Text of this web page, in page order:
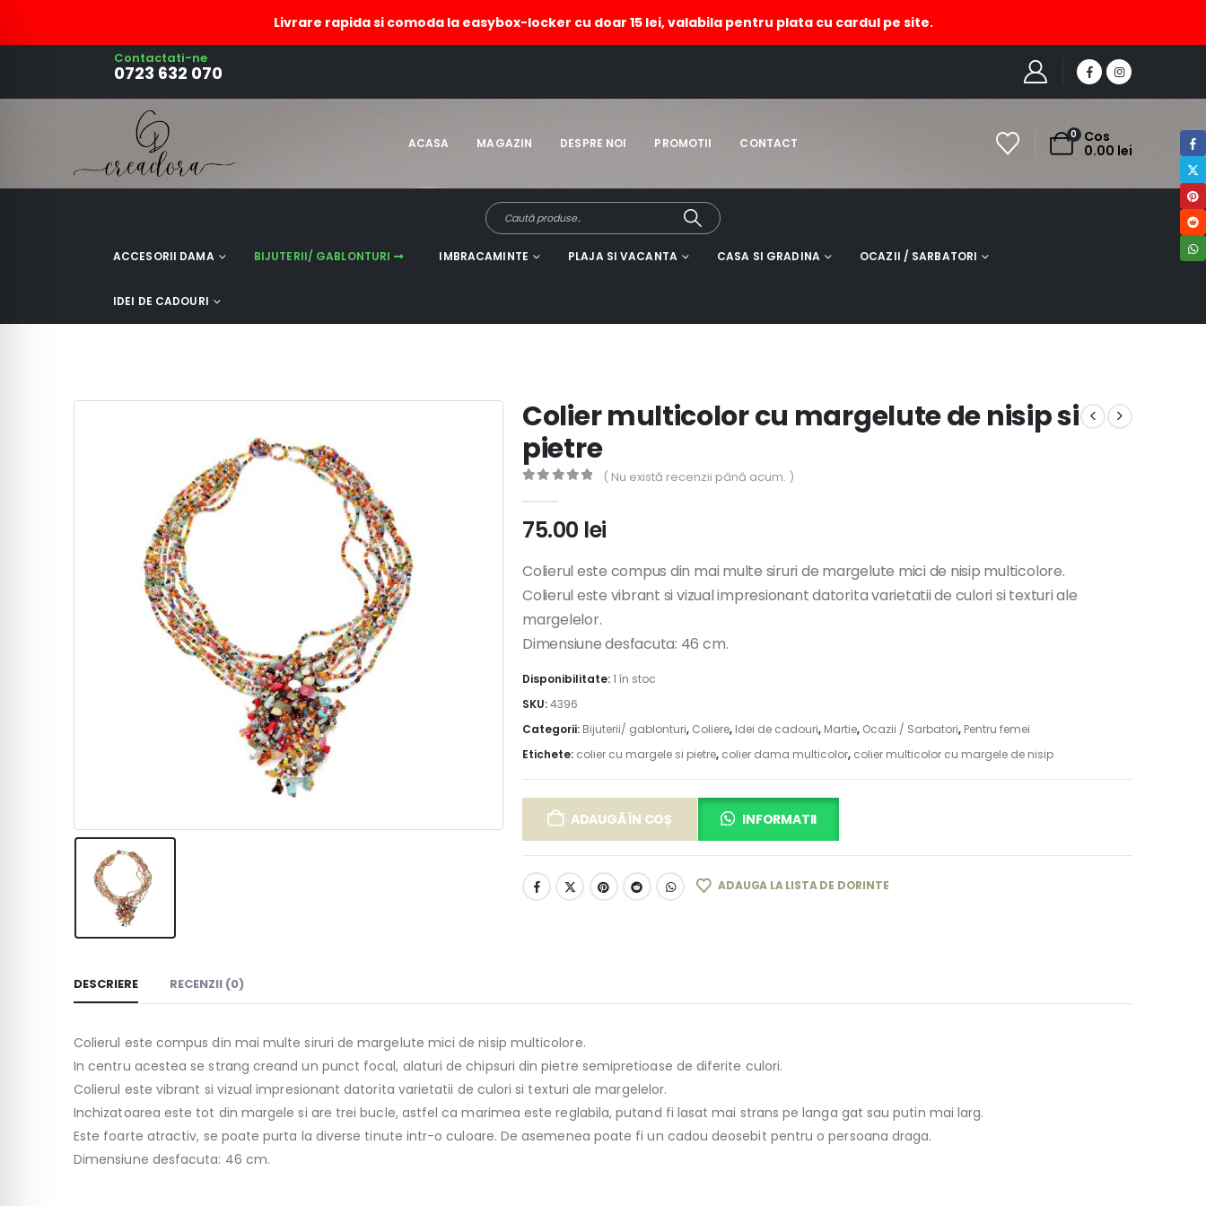
Livrare rapida si comoda la easybox-locker cu doar 15 lei, valabila pentru plata cu cardul pe site.
Contactati-ne
0723 632 070
ACASA MAGAZIN DESPRE NOI PROMOTII CONTACT
0
Cos
0.00 lei
ACCESORII DAMA BIJUTERII/ GABLONTURI IMBRACAMINTE PLAJA SI VACANTA CASA SI GRADINA OCAZII / SARBATORI
IDEI DE CADOURI
Colier multicolor cu margelute de nisip si
pietre
HOME
MAGAZIN
COLIER MULTICOLOR CU MARGELUTE DE NISIP SI PIETRE
Colier multicolor cu margelute de nisip si
pietre
( Nu există recenzii până acum. )
75.00 lei
Colierul este compus din mai multe siruri de margelute mici de nisip multicolore.
Colierul este vibrant si vizual impresionant datorita varietatii de culori si texturi ale
margelelor.
Dimensiune desfacuta: 46 cm.
Disponibilitate:1 în stoc
SKU:4396
Categorii: Bijuterii/ gablonturi, Coliere, Idei de cadouri, Martie, Ocazii / Sarbatori, Pentru femei
Etichete: colier cu margele si pietre, colier dama multicolor, colier multicolor cu margele de nisip
ADAUGĂ ÎN COȘ INFORMATII
ADAUGA LA LISTA DE DORINTE
DESCRIERE RECENZII (0)
Colierul este compus din mai multe siruri de margelute mici de nisip multicolore.
In centru acestea se strang creand un punct focal, alaturi de chipsuri din pietre semipretioase de diferite culori.
Colierul este vibrant si vizual impresionant datorita varietatii de culori si texturi ale margelelor.
Inchizatoarea este tot din margele si are trei bucle, astfel ca marimea este reglabila, putand fi lasat mai strans pe langa gat sau putin mai larg.
Este foarte atractiv, se poate purta la diverse tinute intr-o culoare. De asemenea poate fi un cadou deosebit pentru o persoana draga.
Dimensiune desfacuta: 46 cm.